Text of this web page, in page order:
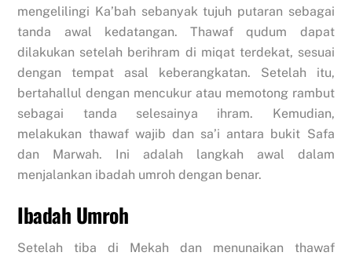
mengelilingi Ka’bah sebanyak tujuh putaran sebagai
tanda awal kedatangan. Thawaf qudum dapat
dilakukan setelah berihram di miqat terdekat, sesuai
dengan tempat asal keberangkatan. Setelah itu,
bertahallul dengan mencukur atau memotong rambut
sebagai tanda selesainya ihram. Kemudian,
melakukan thawaf wajib dan sa’i antara bukit Safa
dan Marwah. Ini adalah langkah awal dalam
menjalankan ibadah umroh dengan benar.
Ibadah Umroh
Setelah tiba di Mekah dan menunaikan thawaf